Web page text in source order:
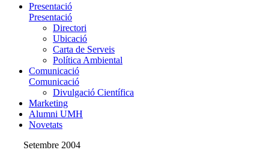
Presentació
Presentació
Directori
Ubicació
Carta de Serveis
Política Ambiental
Comunicació
Comunicació
Divulgació Científica
Marketing
Alumni UMH
Novetats
Setembre 2004